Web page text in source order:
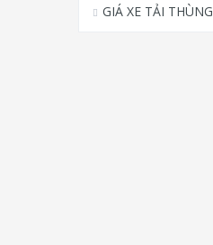
GIÁ XE TẢI THÙNG